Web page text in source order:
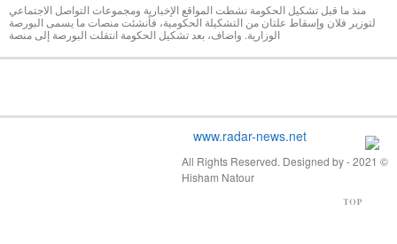
منذ ما قبل تشكيل الحكومة نشطت المواقع الإخبارية ومجموعات التواصل الاجتماعي
لتوزير فلان وإسقاط علتان من التشكيلة الحكومية، فأنشئت منصات ما يسمى البورصة
الوزارية. واضاف، بعد تشكيل الحكومة انتقلت البورصة إلى منصة
© 2021 - All Rights Reserved. Designed by
Hisham Natour
TOP